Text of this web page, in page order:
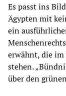
Es passt ins
Ägypten mit
ein
erwähnt, die im
stehen.
über den